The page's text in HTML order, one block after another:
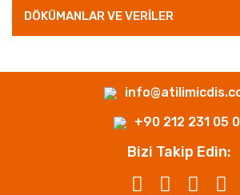
DÖKÜMANLAR VE VERİLER
+90 212 231 05
Bizi Takip Edin: